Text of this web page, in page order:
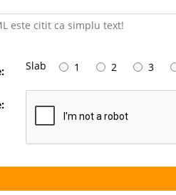
este citit ca simplu text!
Slab 1 2 3